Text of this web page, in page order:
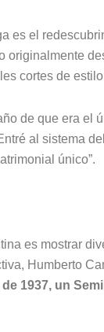
es el
originalmente
cortes de
de que era el
al sistema
único”.
es mostrar
Humberto
1937, un